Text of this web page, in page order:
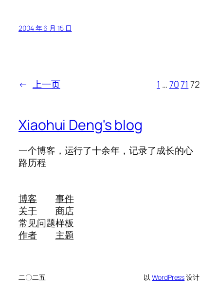
2004 年 6 月 15 日
← 上一页 1 …7071 72
Xiaohui Deng's blog
一个博客，运行了十余年，记录了成长的心
路历程
博客
关于
常见问题
作者
事件
商店
样板
主题
二〇二五 以WordPress设计